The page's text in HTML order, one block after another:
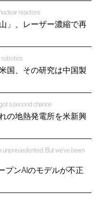
reactors
」、レーザー濃縮で再
robotics
国、その研究は中国製
a second chance
の地熱発電所を米新興
unprecedented. But we’ve been
プンAIのモデルが不正